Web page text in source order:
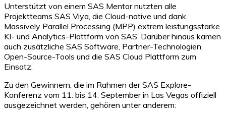
Unterstützt von einem SAS Mentor nutzten alle
Projektteams SAS Viya, die Cloud-native und dank
Massively Parallel Processing (MPP) extrem leistungsstarke
KI- und Analytics-Plattform von SAS. Darüber hinaus kamen
auch zusätzliche SAS Software, Partner-Technologien,
Open-Source-Tools und die SAS Cloud Plattform zum
Einsatz.
Zu den Gewinnern, die im Rahmen der SAS Explore-
Konferenz vom 11. bis 14. September in Las Vegas offiziell
ausgezeichnet werden, gehören unter anderem: